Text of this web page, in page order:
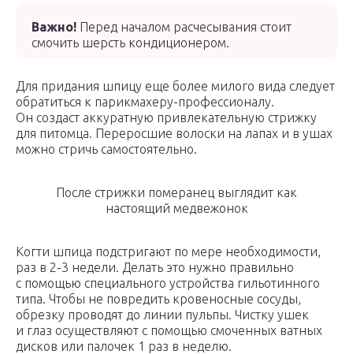
Важно! Перед началом расчесывания стоит
смочить шерсть кондиционером.
Для придания шпицу еще более милого вида следует
обратиться к парикмахеру-профессионалу.
Он создаст аккуратную привлекательную стрижку
для питомца. Переросшие волоски на лапах и в ушах
можно стричь самостоятельно.
После стрижки померанец выглядит как
настоящий медвежонок
Когти шпица подстригают по мере необходимости,
раз в 2-3 недели. Делать это нужно правильно
с помощью специального устройства гильотинного
типа. Чтобы не повредить кровеносные сосуды,
обрезку проводят до линии пульпы. Чистку ушек
и глаз осуществляют с помощью смоченных ватных
дисков или палочек 1 раз в неделю.